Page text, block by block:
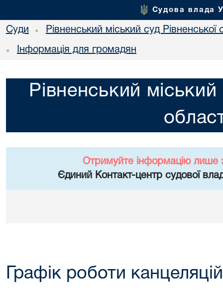
Судова влада
Суди • Рівненський міський суд Рівненської
• Інформація для громадян
Рівненський міський
Отримуйте інформацію лише
Єдиний Контакт-центр судової
Графік роботи